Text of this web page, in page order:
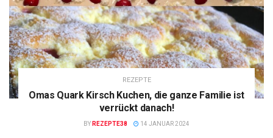
REZEPTE
Omas Quark Kirsch Kuchen, die ganze Familie ist
verrückt danach!
BY REZEPTE38 14 JANUAR 2024